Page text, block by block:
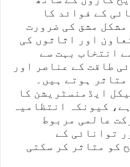
کے فوائد کا
مشق کی ضرورت
اور اثاثوں کی
انتخاب بہت سے
طاقت کے عناصر اور
ہوتے ہیں۔
ایڈمنسٹریشن کا
کیونکہ انتظامیہ
عالمی مربوط
توانائی کے
کو متاثر کر سکتی